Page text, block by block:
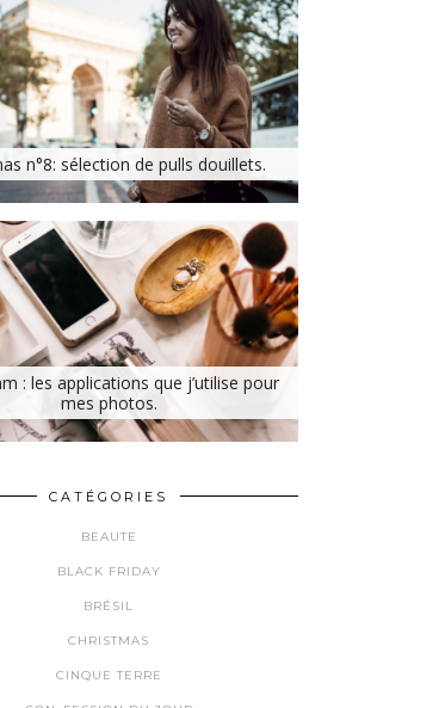
n°8: sélection de pulls douillets.
: les applications que j’utilise pour
mes photos.
CATÉGORIES
BEAUTE
BLACK FRIDAY
BRÉSIL
CHRISTMAS
CINQUE TERRE